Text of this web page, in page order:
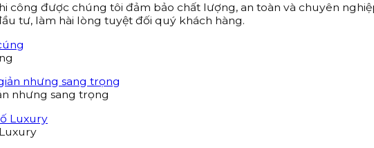
công được chúng tôi đảm bảo chất lượng, an toàn và chuyên
tư, làm hài lòng tuyệt đối quý khách hàng.
nhưng sang trọng